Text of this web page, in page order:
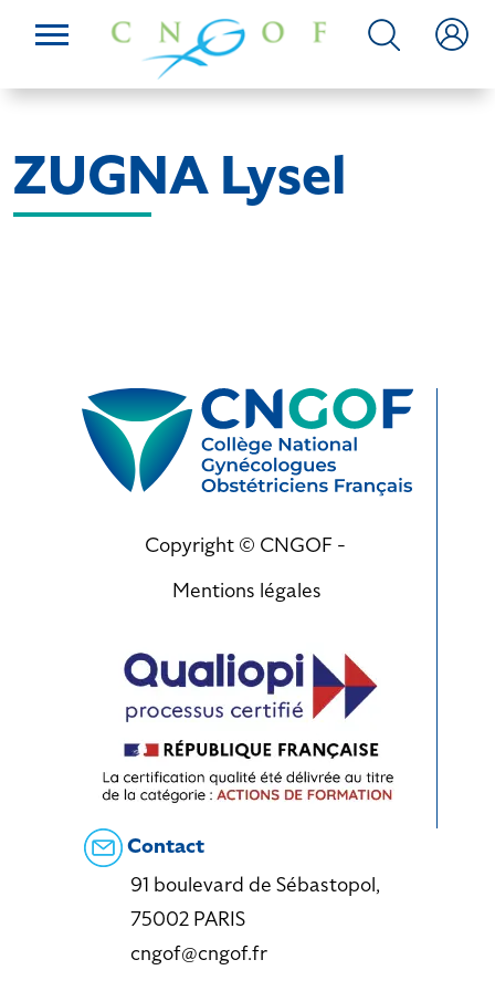
ZUGNA Lysel
Copyright © CNGOF -
Mentions légales
Contact
91 boulevard de Sébastopol,
75002 PARIS
cngof@cngof.fr